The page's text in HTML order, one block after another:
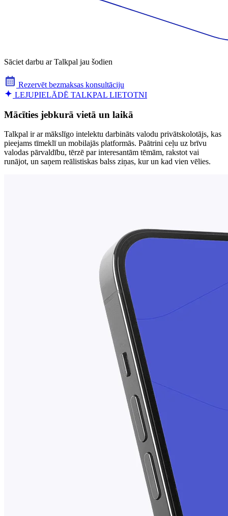
Sāciet darbu ar Talkpal jau šodien
Rezervēt bezmaksas konsultāciju
LEJUPIELĀDĒ TALKPAL LIETOTNI
Mācīties jebkurā vietā un laikā
Talkpal ir ar mākslīgo intelektu darbināts valodu privātskolotājs, kas
pieejams tīmeklī un mobilajās platformās. Paātrini ceļu uz brīvu
valodas pārvaldību, tērzē par interesantām tēmām, rakstot vai
runājot, un saņem reālistiskas balss ziņas, kur un kad vien vēlies.